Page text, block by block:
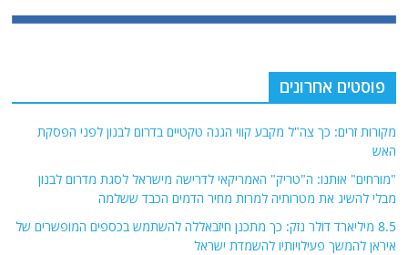
פוסטים אחרונים
מקורות זרים: כך צה"ל מקבע קווי הגנה טקטיים בדרום לבנון לפני הפסקת
האש
"מורחים" אותנו: ה"טריק" האמריקאי לדרישה מישראל לסגת מדרום לבנון
מבלי להשיג את מטרותיה למרות מחיר הדמים הכבד ששלמה
8.5 מיליארד דולר נזק: כך מתכנן חיזבאללה להשתמש בכספים המופשרים של
איראן להמשך פעילויותיו להשמדת ישראל